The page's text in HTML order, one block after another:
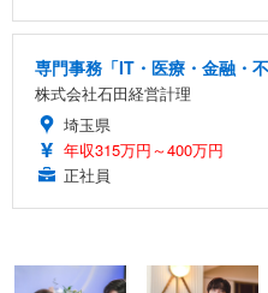
専門事務「IT・医療・金融・
株式会社石田経営計理
埼玉県
年収315万円～400万円
正社員